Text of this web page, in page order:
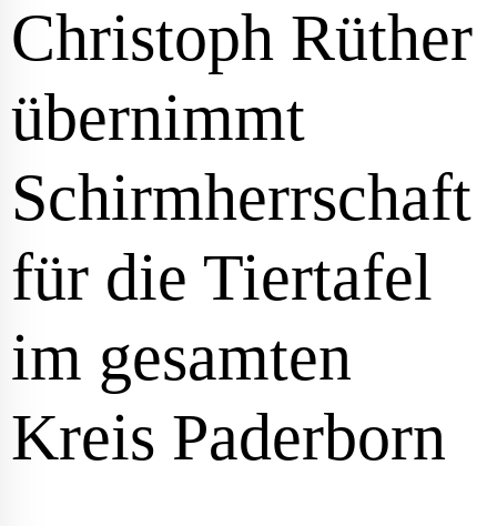
Christoph Rüther
übernimmt
Schirmherrschaft
für die Tiertafel
im gesamten
Kreis Paderborn